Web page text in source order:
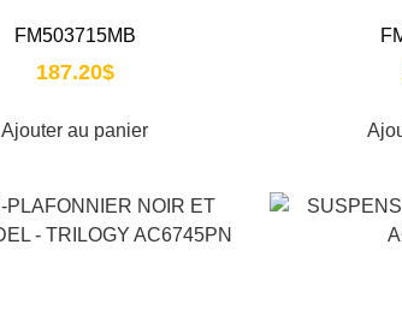
FM503715MB
187.20$
Ajouter au panier